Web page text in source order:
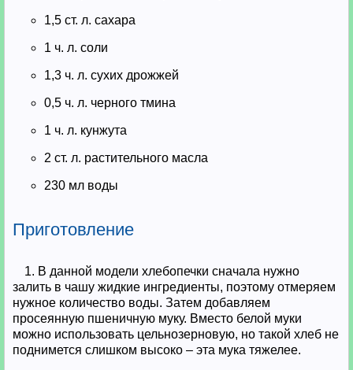
1,5 ст. л. сахара
1 ч. л. соли
1,3 ч. л. сухих дрожжей
0,5 ч. л. черного тмина
1 ч. л. кунжута
2 ст. л. растительного масла
230 мл воды
Приготовление
1. В данной модели хлебопечки сначала нужно
залить в чашу жидкие ингредиенты, поэтому отмеряем
нужное количество воды. Затем добавляем
просеянную пшеничную муку. Вместо белой муки
можно использовать цельнозерновую, но такой хлеб не
поднимется слишком высоко – эта мука тяжелее.